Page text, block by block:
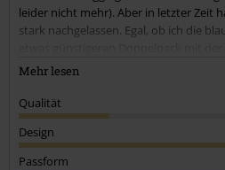
leider nicht mehr). Aber in letzter Zeit
stark nachgelassen. Egal, ob ich die
Überraschung, ob das Gummiband
Im großen und Ganzen liebe ich diese
super, sind sehr bequem und machen
super Figur.
Mehr lesen
Qualität
Design
Passform